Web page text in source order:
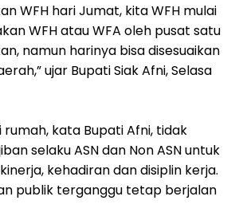
WFH hari Jumat, kita WFH mulai
WFH atau WFA oleh pusat satu
namun harinya bisa disesuaikan
ujar Bupati Siak Afni, Selasa
rumah, kata Bupati Afni, tidak
selaku ASN dan Non ASN untuk
kehadiran dan disiplin kerja.
publik terganggu tetap berjalan